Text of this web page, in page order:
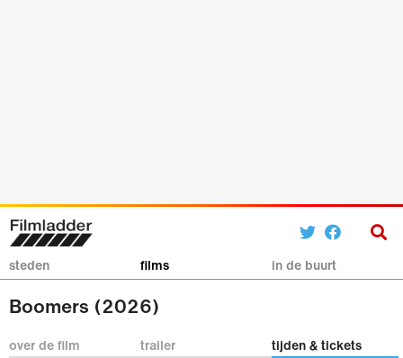
steden films in de buurt
Boomers (2026)
over de film trailer tijden & tickets